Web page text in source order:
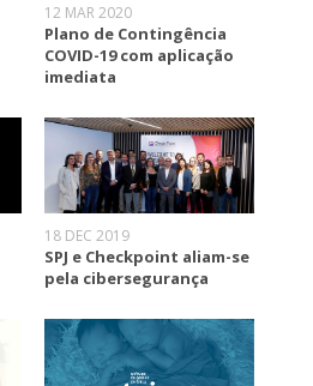
12 MAR 2020
Plano de Contingência
COVID-19 com aplicação
imediata
18 DEC 2019
SPJ e Checkpoint aliam-se
pela cibersegurança